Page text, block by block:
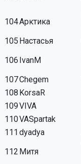
104Арктика
105 Настасья
106 IvanM
107Chegem
108 KorsaR
109VIVA
110VASpartak
111 dyadya
112 Митя